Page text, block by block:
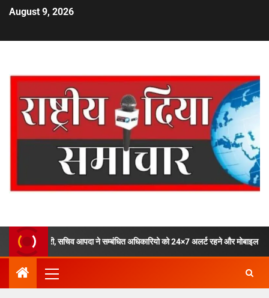
August 9, 2026
सचिव आपदा ने सम्बंधित अधिकारियो को 24×7 अलर्ट रहने और मोबाइल फोन ऑफ ना करने